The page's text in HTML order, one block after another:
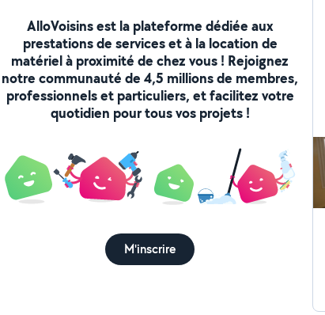
AlloVoisins est la plateforme dédiée aux
prestations de services et à la location de
matériel à proximité de chez vous ! Rejoignez
notre communauté de 4,5 millions de membres,
professionnels et particuliers, et facilitez votre
quotidien pour tous vos projets !
M'inscrire